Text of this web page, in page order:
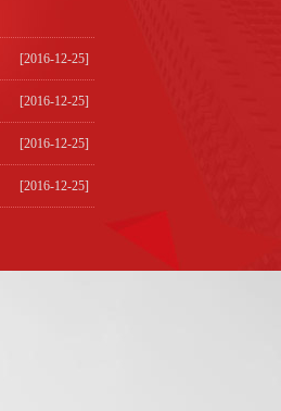
[2016-12-25]
[2016-12-25]
[2016-12-25]
[2016-12-25]